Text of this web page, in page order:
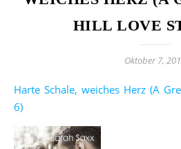
HILL LOVE
Oktober 7,
Harte Schale, weiches Herz (A Greenwater Hill Love Story
6)